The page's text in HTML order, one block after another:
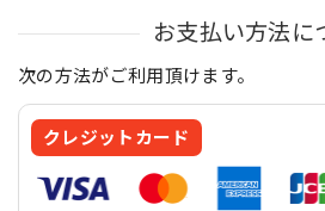
お支払い方法に
次の方法がご利用頂けます。
クレジットカード